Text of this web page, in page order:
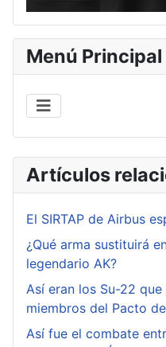
Menú Principal
Artículos
El SIRTAP de Airbus
¿Qué arma sustituirá
legendario AK?
Así eran los Su-22
miembros del Pacto
Así fue el combate